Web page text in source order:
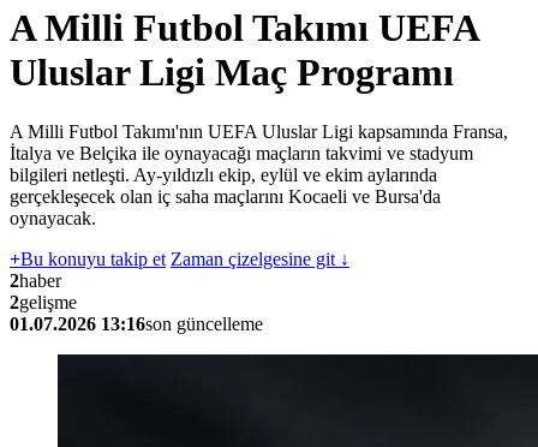
A Milli Futbol Takımı UEFA
Uluslar Ligi Maç Programı
A Milli Futbol Takımı'nın UEFA Uluslar Ligi kapsamında Fransa,
İtalya ve Belçika ile oynayacağı maçların takvimi ve stadyum
bilgileri netleşti. Ay-yıldızlı ekip, eylül ve ekim aylarında
gerçekleşecek olan iç saha maçlarını Kocaeli ve Bursa'da
oynayacak.
+Bu konuyu takip et Zaman çizelgesine git ↓
2haber
2gelişme
01.07.2026 13:16son güncelleme